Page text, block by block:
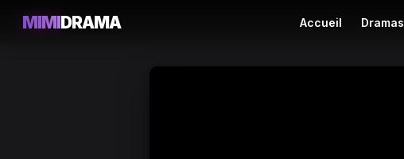
MIMIDRAMA Accueil Dramas